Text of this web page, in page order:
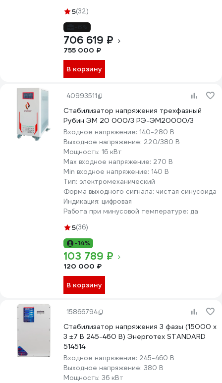
5(32)
706 619 ₽
755 000 ₽
В корзину
40993511
Стабилизатор напряжения трехфазный
Рубин ЭМ 20 000/3 РЭ-ЭМ20000/3
Входное напряжение: 140-280 В
Выходное напряжение: 220/380 В
Мощность: 16 кВт
Max входное напряжение: 270 В
Min входное напряжение: 140 В
Тип: электромеханический
Форма выходного сигнала: чистая синусоида
Индикация: цифровая
Работа при минусовой температуре: да
5(36)
-14%
103 789 ₽
120 000 ₽
В корзину
15866794
Стабилизатор напряжения 3 фазы (15000 х
3 ±7 В 245-460 В) Энерготех STANDARD
514514
Входное напряжение: 245-460 В
Выходное напряжение: 380 В
Мощность: 36 кВт